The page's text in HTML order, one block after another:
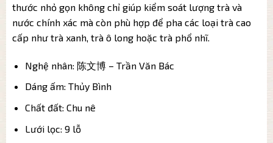
thước nhỏ gọn không chỉ giúp kiểm soát lượng trà và
nước chính xác mà còn phù hợp để pha các loại trà cao
cấp như trà xanh, trà ô long hoặc trà phổ nhĩ.
Nghệ nhân: 陈文博 – Trần Văn Bác
Dáng ấm: Thủy Bình
Chất đất: Chu nê
Lưới lọc: 9 lỗ